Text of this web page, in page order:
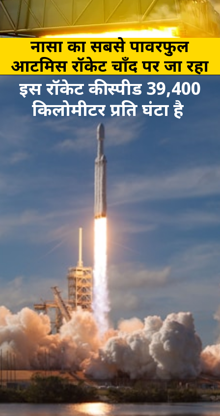
नासा का सबसे पावरफुल
आर्टेमिस रॉकेट चाँद पर जा रहा
है।
इस रॉकेट की स्पीड 39,400
किलोमीटर प्रति घंटा है